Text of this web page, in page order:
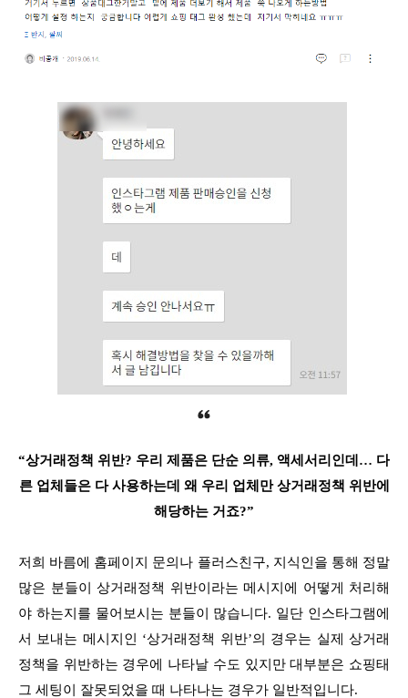
“상거래정책 위반? 우리 제품은 단순 의류, 액세서리인데… 다
른 업체들은 다 사용하는데 왜 우리 업체만 상거래정책 위반에
해당하는 거죠?”
저희 바름에 홈페이지 문의나 플러스친구, 지식인을 통해 정말
많은 분들이 상거래정책 위반이라는 메시지에 어떻게 처리해
야 하는지를 물어보시는 분들이 많습니다. 일단 인스타그램에
서 보내는 메시지인 ‘상거래정책 위반’의 경우는 실제 상거래
정책을 위반하는 경우에 나타날 수도 있지만 대부분은 쇼핑태
그 세팅이 잘못되었을 때 나타나는 경우가 일반적입니다.